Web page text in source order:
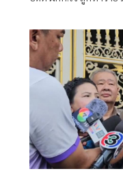
ก่อน เพื่อให้ความยุติธ
พลิกศพทางการจากนิติ